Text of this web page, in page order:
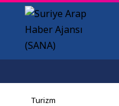
Turizm